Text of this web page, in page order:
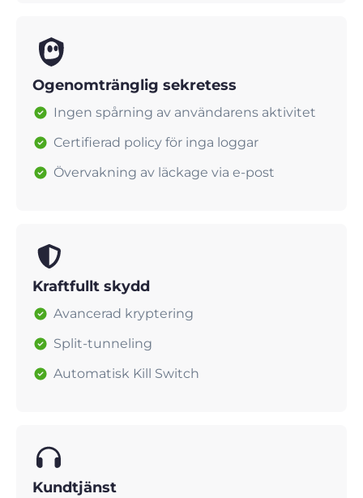
Ogenomtränglig sekretess
Ingen spårning av användarens aktivitet
Certifierad policy för inga loggar
Övervakning av läckage via e-post
Kraftfullt skydd
Avancerad kryptering
Split-tunneling
Automatisk Kill Switch
Kundtjänst